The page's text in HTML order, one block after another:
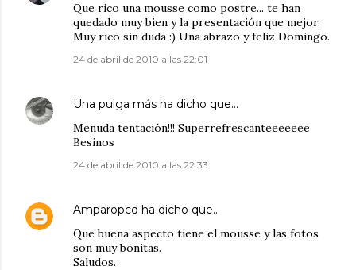
Que rico una mousse como postre... te han
quedado muy bien y la presentación que mejor.
Muy rico sin duda :) Una abrazo y feliz Domingo.
24 de abril de 2010 a las 22:01
Una pulga más ha dicho que…
Menuda tentación!!! Superrefrescanteeeeeee
Besinos
24 de abril de 2010 a las 22:33
Amparopcd ha dicho que…
Que buena aspecto tiene el mousse y las fotos
son muy bonitas.
Saludos.